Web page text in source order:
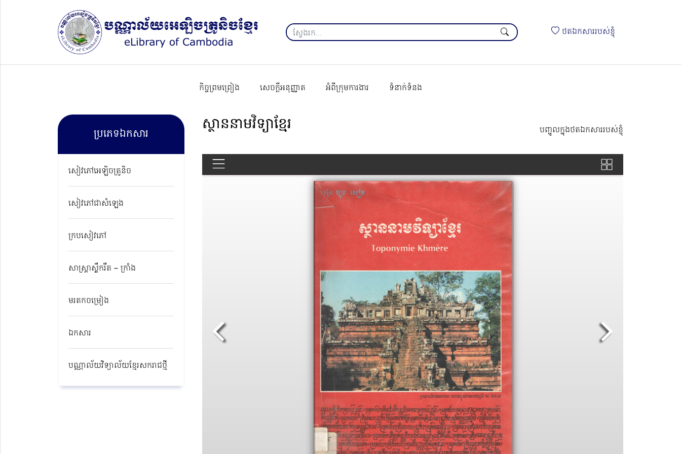
ថតឯកសាររបស់ខ្ញុំ
កិច្ចព្រមព្រៀង សេចក្ដីអនុញ្ញាត អំពីក្រុមការងារ ទំនាក់ទំនង
ប្រភេទឯកសារ
សៀវភៅអេឡិចត្រូនិច
សៀវភៅជាសំឡេង
ក្របសៀវភៅ
សាស្ត្រាស្លឹករឹត – ក្រាំង
មរតកចម្រៀង
ឯកសារ
បណ្ណាល័យវិទ្យាល័យខ្មែរសករាជថ្មី​
ស្ថាននាមវិទ្យាខ្មែរ បញ្ចូលក្នុងថតឯកសាររបស់ខ្ញុំ